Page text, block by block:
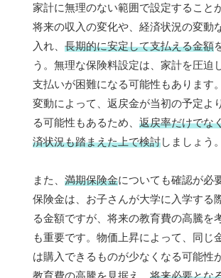
家計に無理のない範囲で設定すること
将来の収入の変化や、経済状況の変動
入れ、 長期的に安定して支払える金額
う。無理な保険料設定は、家計を圧迫
支払いが困難になる可能性もあります
変動によって、返戻金が当初の予定よ
る可能性もあるため、 返戻率だけでな
済状況も踏まえた上で検討しましょう。
また、 満期保険金についても確認が必
保険金は、お子さんが大学に入学する
る金額ですが、将来の教育費の高騰を
も重要です。物価上昇によって、同じ
は購入できるものが少なくなる可能性